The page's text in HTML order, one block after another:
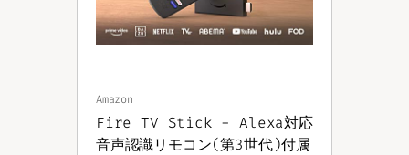
Amazon
Fire TV Stick - Alexa対応
音声認識リモコン(第3世代)付属